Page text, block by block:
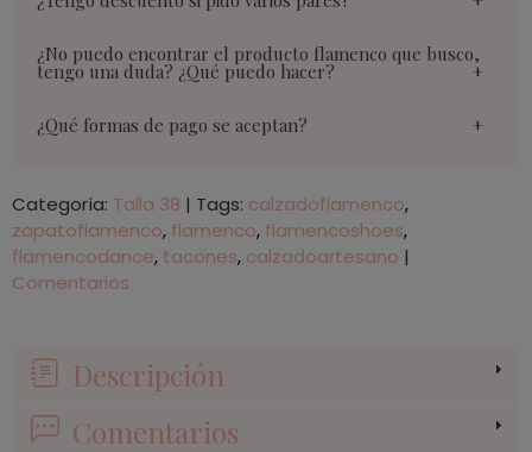
¿No puedo encontrar el producto flamenco que busco,
tengo una duda? ¿Qué puedo hacer?
¿Qué formas de pago se aceptan?
Categoría: Talla 38 | Tags: calzadoflamenco
zapatoflamenco flamenco flamencoshoes
flamencodance tacones calzadoartesano |
Comentarios
Descripción
Comentarios